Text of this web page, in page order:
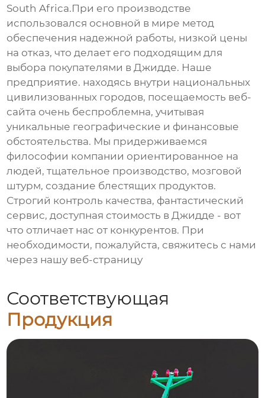
South Africa.При его производстве
использовался основной в мире метод
обеспечения надежной работы, низкой цены
на отказ, что делает его подходящим для
выбора покупателями в Джидде. Наше
предприятие. находясь внутри национальных
цивилизованных городов, посещаемость веб-
сайта очень беспроблемна, учитывая
уникальные географические и финансовые
обстоятельства. Мы придерживаемся
философии компании ориентированное на
людей, тщательное производство, мозговой
штурм, создание блестящих продуктов.
Строгий контроль качества, фантастический
сервис, доступная стоимость в Джидде - вот
что отличает нас от конкурентов. При
необходимости, пожалуйста, свяжитесь с нами
через нашу веб-страницу
Соответствующая
Продукция